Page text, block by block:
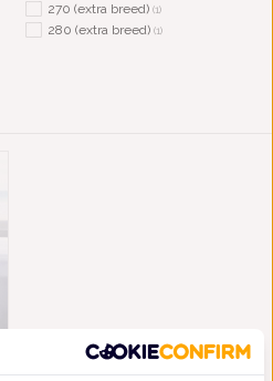
270 (extra breed) (1)
280 (extra breed) (1)